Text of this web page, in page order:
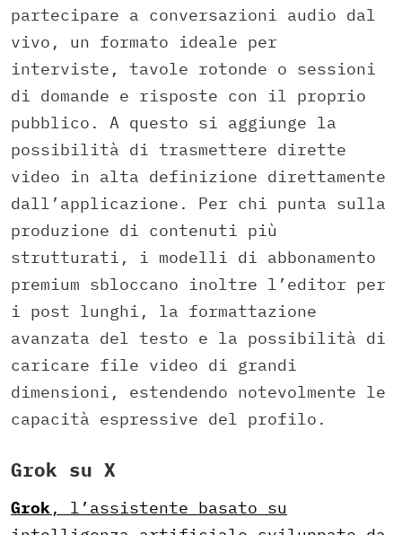
partecipare a conversazioni audio dal
vivo, un formato ideale per
interviste, tavole rotonde o sessioni
di domande e risposte con il proprio
pubblico. A questo si aggiunge la
possibilità di trasmettere dirette
video in alta definizione direttamente
dall’applicazione. Per chi punta sulla
produzione di contenuti più
strutturati, i modelli di abbonamento
premium sbloccano inoltre l’editor per
i post lunghi, la formattazione
avanzata del testo e la possibilità di
caricare file video di grandi
dimensioni, estendendo notevolmente le
capacità espressive del profilo.
Grok su X
Grok, l’assistente basato su